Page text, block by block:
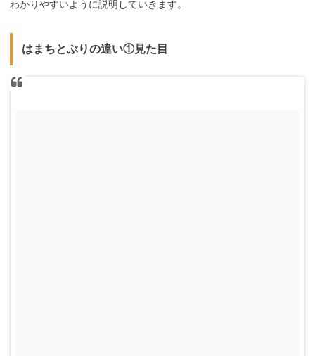
わかりやすいように説明していきます。
はまちとぶりの違い①見た目